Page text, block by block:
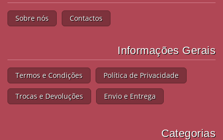
Sobre nós Contactos
Informações Gerais
Termos e Condições Política de Privacidade
Trocas e Devoluções Envio e Entrega
Categorias